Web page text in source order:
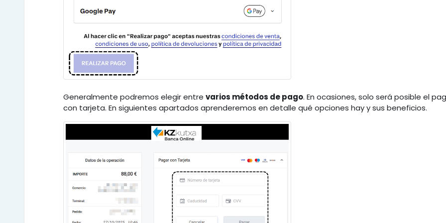
Generalmente podremos elegir entrevarios métodos de pago. En ocasiones, solo será posible el
con tarjeta. En siguientes apartados aprenderemos en detalle qué opciones hay y sus beneficios.